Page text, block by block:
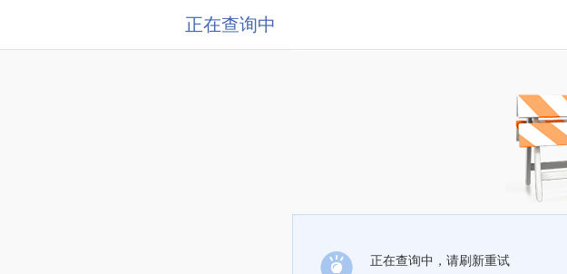
正在查询中
正在查询中，请刷新重试